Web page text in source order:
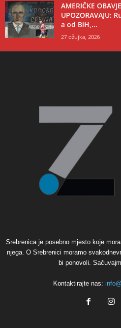
AMERIČKE
UPOZORAVAJU:
a od BiH,...
27 ožujka, 2026
Srebrenica je posebno mjesto koje
njega. O Srebrenici moramo
bi ponovoli.
Kontaktirajte nas: